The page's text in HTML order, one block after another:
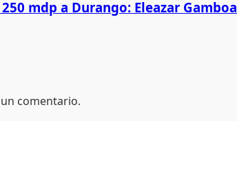
mdp a Durango: Eleazar Gamboa
comentario.